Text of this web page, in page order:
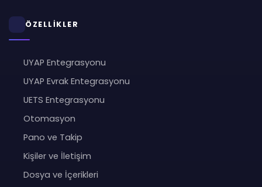
ÖZELLİKLER
UYAP Entegrasyonu
UYAP Evrak Entegrasyonu
UETS Entegrasyonu
Otomasyon
Pano ve Takip
Kişiler ve İletişim
Dosya ve İçerikleri